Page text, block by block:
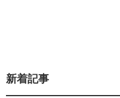
新着記事